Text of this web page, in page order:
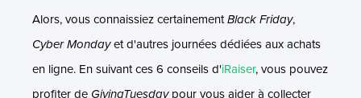
Alors, vous connaissiez certainementBlack Friday,
Cyber Mondayet d'autres journées dédiées aux achats
en ligne. En suivant ces 6 conseils d'iRaiser, vous pouvez
profiter de GivingTuesdaypour vous aider à collecter